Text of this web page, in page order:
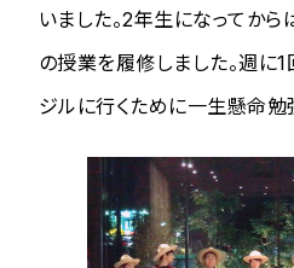
いました。2年生になってから
の授業を履修しました。週に1
ジルに行くために一生懸命勉